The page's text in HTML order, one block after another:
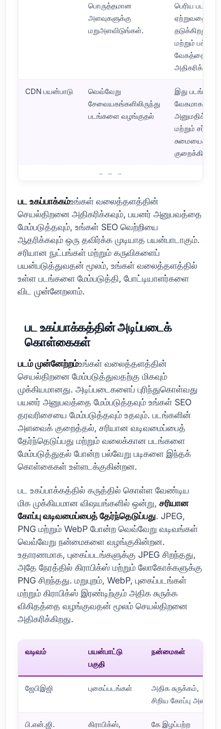
பொருத்தமான
அளவுகளுக்கு
மறுஅளவிடுங்கள்.
பெரிய
ஏற்றுவதைத்
தடுக்கிறது
மற்றும் பக்க
வேகத்தை
CDN பயன்பாடு
வெவ்வேறு
சேவையகங்களிலிருந்து
படங்களை வழங்குதல்
இது படங்களை
வேகமாக ஏற்ற
மற்றும் சர்வர்
சுமையைக்
குறைக்கிறது.
பட உகப்பாக்கம்உங்கள் வலைத்தளத்தின்
செயல்திறனை அதிகரிக்கவும், பயனர் அனுபவத்தை
மேம்படுத்தவும், உங்கள் SEO வெற்றியை
ஆதரிக்கவும் ஒரு தவிர்க்க முடியாத பயன்பாடாகும்.
சரியான நுட்பங்கள் மற்றும் கருவிகளைப்
பயன்படுத்துவதன் மூலம், உங்கள் வலைத்தளத்தில்
உள்ள படங்களை மேம்படுத்தி, போட்டியாளர்களை
விட முன்னேறலாம்.
பட உகப்பாக்கத்தின் அடிப்படைக்
கொள்கைகள்
படம் முன்னேற்றம்உங்கள் வலைத்தளத்தின்
செயல்திறனை மேம்படுத்துவதற்கு மிகவும்
முக்கியமானது. அடிப்படைகளைப் புரிந்துகொள்வது
பயனர் அனுபவத்தை மேம்படுத்தவும் உங்கள் SEO
தரவரிசையை மேம்படுத்தவும் உதவும். படங்களின்
அளவைக் குறைத்தல், சரியான வடிவமைப்பைத்
தேர்ந்தெடுப்பது மற்றும் வலைக்கான படங்களை
மேம்படுத்துதல் போன்ற பல்வேறு படிகளை இந்தக்
கொள்கைகள் உள்ளடக்குகின்றன.
பட உகப்பாக்கத்தில் கருத்தில் கொள்ள வேண்டிய
மிக முக்கியமான விஷயங்களில் ஒன்று, சரியான
கோப்பு வடிவமைப்பைத் தேர்ந்தெடுப்பது. JPEG,
PNG மற்றும் WebP போன்ற வெவ்வேறு வடிவங்கள்
வெவ்வேறு நன்மைகளை வழங்குகின்றன.
உதாரணமாக, புகைப்படங்களுக்கு JPEG சிறந்தது,
அதே நேரத்தில் கிராபிக்ஸ் மற்றும் லோகோக்களுக்கு
PNG சிறந்தது. மறுபுறம், WebP, புகைப்படங்கள்
மற்றும் கிராபிக்ஸ் இரண்டிற்கும் அதிக சுருக்க
விகிதத்தை வழங்குவதன் மூலம் செயல்திறனை
அதிகரிக்கிறது.
வடிவம்
பயன்பாட்டு
பகுதி
நன்மைகள்
ஜேபிஇஜி புகைப்படங்கள்
அதிக சுருக்கம்,
சிறிய கோப்பு அளவு
பி.என்.ஜி.
கிராபிக்ஸ்,
கே இழப்பற்ற